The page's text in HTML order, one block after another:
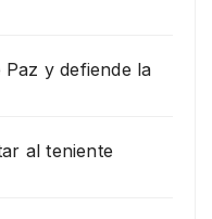
y defiende la
al teniente